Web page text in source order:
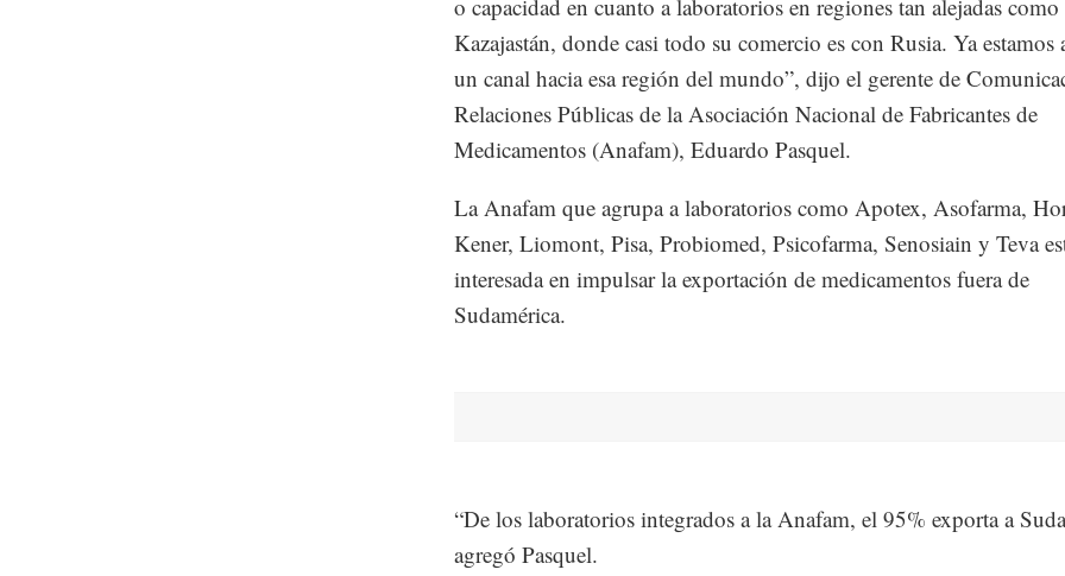
o capacidad en cuanto a laboratorios en regiones tan alejadas como
Kazajastán, donde casi todo su comercio es con Rusia. Ya estamos
un canal hacia esa región del mundo”, dijo el gerente de
Relaciones Públicas de la Asociación Nacional de Fabricantes de
Medicamentos (Anafam), Eduardo Pasquel.
La Anafam que agrupa a laboratorios como Apotex, Asofarma,
Kener, Liomont, Pisa, Probiomed, Psicofarma, Senosiain y Teva
interesada en impulsar la exportación de medicamentos fuera de
Sudamérica.
“De los laboratorios integrados a la Anafam, el 95% exporta a
agregó Pasquel.